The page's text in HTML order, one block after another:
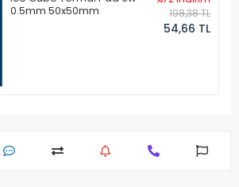
0.5mm 50x50mm
198,38 TL
54,66 TL